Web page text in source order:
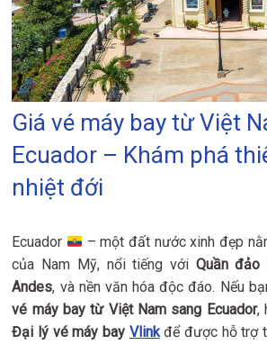
Giá vé máy bay từ Việt
Ecuador – Khám phá
nhiệt đới
Ecuador
– một đất nước xinh đẹp
của Nam Mỹ, nổi tiếng với Quần đảo
Andes, và nền văn hóa độc đáo. Nếu
vé máy bay từ Việt Nam sang Ecuador,
Đại lý vé máy bay Vlinkđể được hỗ trợ